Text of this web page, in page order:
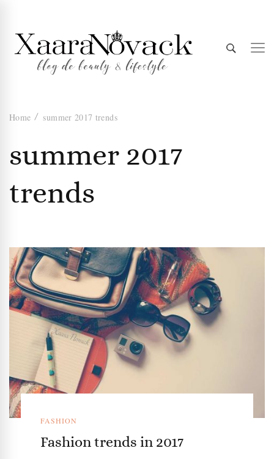
Xaara
Novack
Home summer 2017 trends
summer 2017
trends
FASHION
Fashion trends in 2017